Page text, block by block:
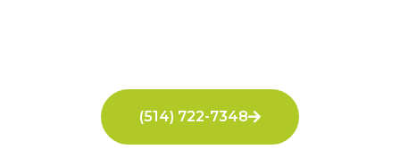
(514) 722-7348